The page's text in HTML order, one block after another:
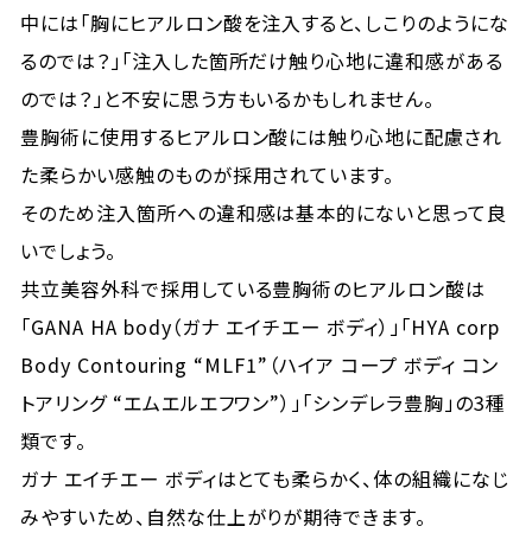
中には「胸にヒアルロン酸を注入すると、しこりのようにな
るのでは？」「注入した箇所だけ触り心地に違和感がある
のでは？」と不安に思う方もいるかもしれません。
豊胸術に使用するヒアルロン酸には触り心地に配慮され
た柔らかい感触のものが採用されています。
そのため注入箇所への違和感は基本的にないと思って良
いでしょう。
共立美容外科で採用している豊胸術のヒアルロン酸は
「GANA HA body（ガナ エイチエー ボディ）」「HYA corp
Body Contouring “MLF1”（ハイア コープ ボディ コン
トアリング “エムエルエフワン”）」「シンデレラ豊胸」の3種
類です。
ガナ エイチエー ボディはとても柔らかく、体の組織になじ
みやすいため、自然な仕上がりが期待できます。